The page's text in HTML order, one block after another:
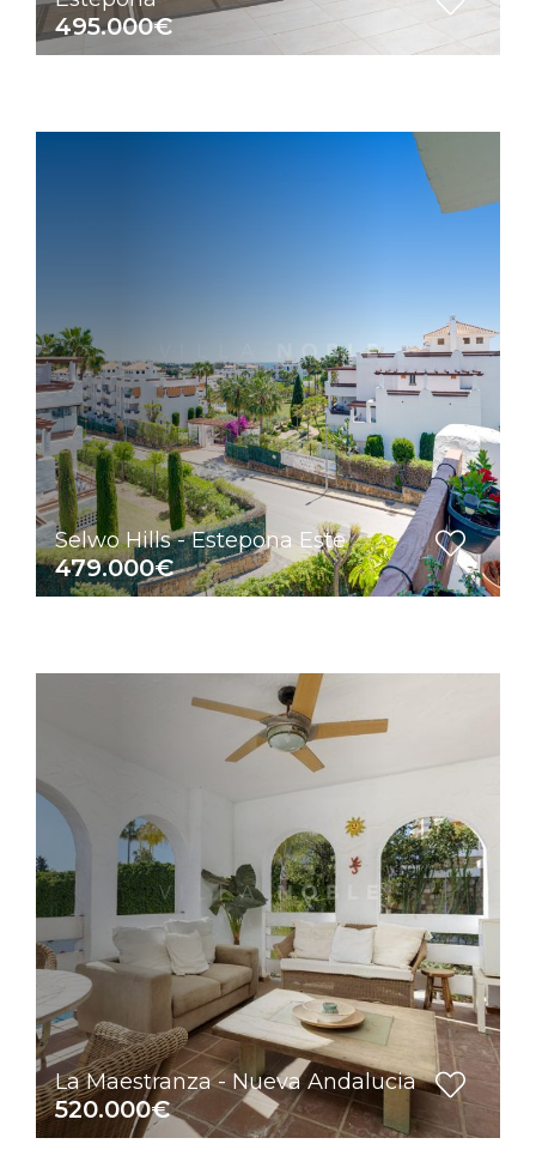
495.000€
Selwo Hills - Estepona Este
479.000€
La Maestranza - Nueva Andalucia
520.000€